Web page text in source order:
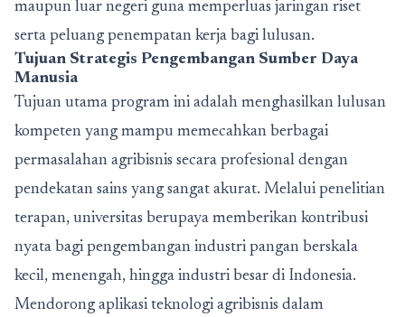
maupun luar negeri guna memperluas jaringan riset
serta peluang penempatan kerja bagi lulusan.
Tujuan Strategis Pengembangan Sumber Daya
Manusia
Tujuan utama program ini adalah menghasilkan lulusan
kompeten yang mampu memecahkan berbagai
permasalahan agribisnis secara profesional dengan
pendekatan sains yang sangat akurat. Melalui penelitian
terapan, universitas berupaya memberikan kontribusi
nyata bagi pengembangan industri pangan berskala
kecil, menengah, hingga industri besar di Indonesia.
Mendorong aplikasi teknologi agribisnis dalam